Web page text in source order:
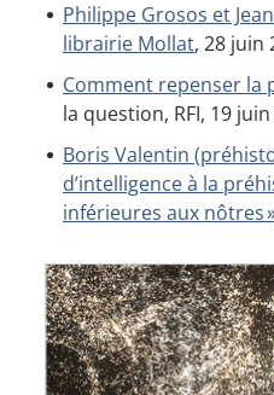
Philippe Grosos et
librairie Mollat, 28 juin
Comment repenser la
la question, RFI, 19
Boris Valentin
d’intelligence à la
inférieures aux nôtres